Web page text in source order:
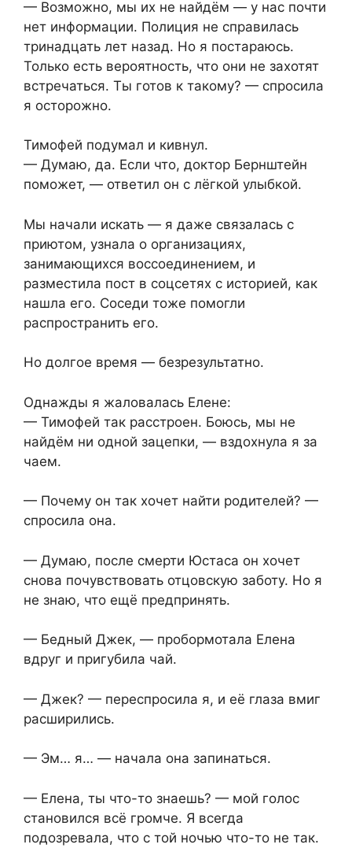
— Возможно, мы их не найдём — у нас почти
нет информации. Полиция не справилась
тринадцать лет назад. Но я постараюсь.
Только есть вероятность, что они не захотят
встречаться. Ты готов к такому? — спросила
я осторожно.
Тимофей подумал и кивнул.
— Думаю, да. Если что, доктор Бернштейн
поможет, — ответил он с лёгкой улыбкой.
Мы начали искать — я даже связалась с
приютом, узнала о организациях,
занимающихся воссоединением, и
разместила пост в соцсетях с историей, как
нашла его. Соседи тоже помогли
распространить его.
Но долгое время — безрезультатно.
Однажды я жаловалась Елене:
— Тимофей так расстроен. Боюсь, мы не
найдём ни одной зацепки, — вздохнула я за
чаем.
— Почему он так хочет найти родителей? —
спросила она.
— Думаю, после смерти Юстаса он хочет
снова почувствовать отцовскую заботу. Но я
не знаю, что ещё предпринять.
— Бедный Джек, — пробормотала Елена
вдруг и пригубила чай.
— Джек? — переспросила я, и её глаза вмиг
расширились.
— Эм… я… — начала она запинаться.
— Елена, ты что-то знаешь? — мой голос
становился всё громче. Я всегда
подозревала, что с той ночью что-то не так.